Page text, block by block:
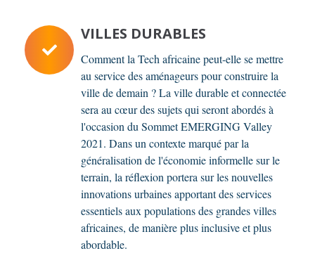
VILLES DURABLES
Comment la Tech africaine peut-elle se mettre
au service des aménageurs pour construire la
ville de demain ? La ville durable et connectée
sera au cœur des sujets qui seront abordés à
l'occasion du Sommet EMERGING Valley
2021. Dans un contexte marqué par la
généralisation de l'économie informelle sur le
terrain, la réflexion portera sur les nouvelles
innovations urbaines apportant des services
essentiels aux populations des grandes villes
africaines, de manière plus inclusive et plus
abordable.